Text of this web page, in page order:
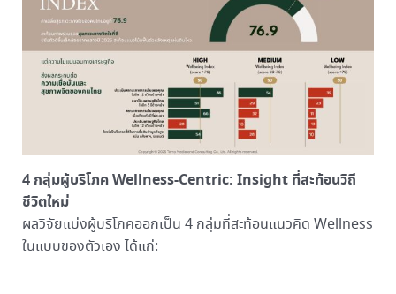
4 กลุ่มผู้บริโภค Wellness-Centric: Insight ที่สะท้อนวิถี
ชีวิตใหม่
ผลวิจัยแบ่งผู้บริโภคออกเป็น 4 กลุ่มที่สะท้อนแนวคิด Wellness
ในแบบของตัวเอง ได้แก่: